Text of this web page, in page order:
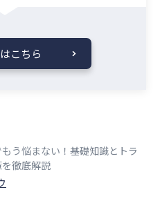
こちら
う悩まない！基礎知識とトラ
徹底解説